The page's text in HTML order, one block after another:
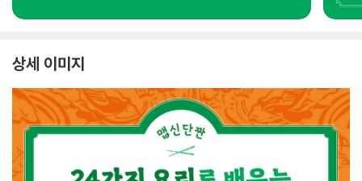
상세 이미지